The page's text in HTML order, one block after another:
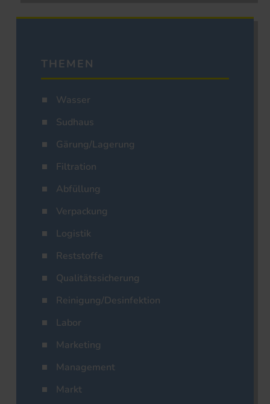
THEMEN
Wasser
Sudhaus
Gärung/Lagerung
Filtration
Abfüllung
Verpackung
Logistik
Reststoffe
Qualitätssicherung
Reinigung/Desinfektion
Labor
Marketing
Management
Markt